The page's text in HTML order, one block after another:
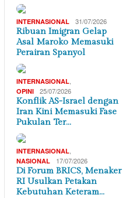
INTERNASIONAL 31/07/2026
Ribuan Imigran Gelap
Asal Maroko Memasuki
Perairan Spanyol
INTERNASIONAL
OPINI 25/07/2026
Konflik AS-Israel dengan
Iran Kini Memasuki Fase
Pukulan Ter…
INTERNASIONAL
NASIONAL 17/07/2026
Di Forum BRICS, Menaker
RI Usulkan Petakan
Kebutuhan Keteram…